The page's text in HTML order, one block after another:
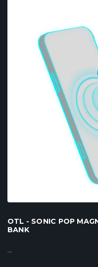
OTL - SONIC POP
BANK
...